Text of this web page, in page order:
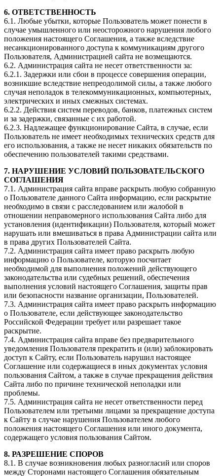
6. ОТВЕТСТВЕННОСТЬ
6.1. Любые убытки, которые Пользователь может понести в
случае умышленного или неосторожного нарушения любого
положения настоящего Соглашения, а также вследствие
несанкционированного доступа к коммуникациям другого
Пользователя, Администрацией сайта не возмещаются.
6.2. Администрация сайта не несет ответственности за:
6.2.1. Задержки или сбои в процессе совершения операции,
возникшие вследствие непреодолимой силы, а также любого
случая неполадок в телекоммуникационных, компьютерных,
электрических и иных смежных системах.
6.2.2. Действия систем переводов, банков, платежных систем
и за задержки, связанные с их работой.
6.2.3. Надлежащее функционирование Сайта, в случае, если
Пользователь не имеет необходимых технических средств для
его использования, а также не несет никаких обязательств по
обеспечению пользователей такими средствами.
7. НАРУШЕНИЕ УСЛОВИЙ ПОЛЬЗОВАТЕЛЬСКОГО
СОГЛАШЕНИЯ
7.1. Администрация сайта вправе раскрыть любую собранную
о Пользователе данного Сайта информацию, если раскрытие
необходимо в связи с расследованием или жалобой в
отношении неправомерного использования Сайта либо для
установления (идентификации) Пользователя, который может
нарушать или вмешиваться в права Администрации сайта или
в права других Пользователей Сайта.
7.2. Администрация сайта имеет право раскрыть любую
информацию о Пользователе, которую посчитает
необходимой для выполнения положений действующего
законодательства или судебных решений, обеспечения
выполнения условий настоящего Соглашения, защиты прав
или безопасности название организации, Пользователей.
7.3. Администрация сайта имеет право раскрыть информацию
о Пользователе, если действующее законодательство
Российской Федерации требует или разрешает такое
раскрытие.
7.4. Администрация сайта вправе без предварительного
уведомления Пользователя прекратить и (или) заблокировать
доступ к Сайту, если Пользователь нарушил настоящее
Соглашение или содержащиеся в иных документах условия
пользования Сайтом, а также в случае прекращения действия
Сайта либо по причине технической неполадки или
проблемы.
7.5. Администрация сайта не несет ответственности перед
Пользователем или третьими лицами за прекращение доступа
к Сайту в случае нарушения Пользователем любого
положения настоящего Соглашения или иного документа,
содержащего условия пользования Сайтом.
8. РАЗРЕШЕНИЕ СПОРОВ
8.1. В случае возникновения любых разногласий или споров
между Сторонами настоящего Соглашения обязательным